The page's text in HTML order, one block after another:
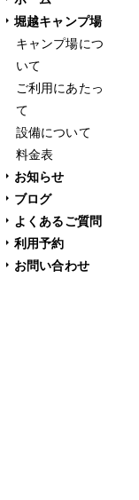
堀越キャンプ場
キャンプ場につ
いて
ご利用にあたっ
て
設備について
料金表
お知らせ
ブログ
よくあるご質問
利用予約
お問い合わせ